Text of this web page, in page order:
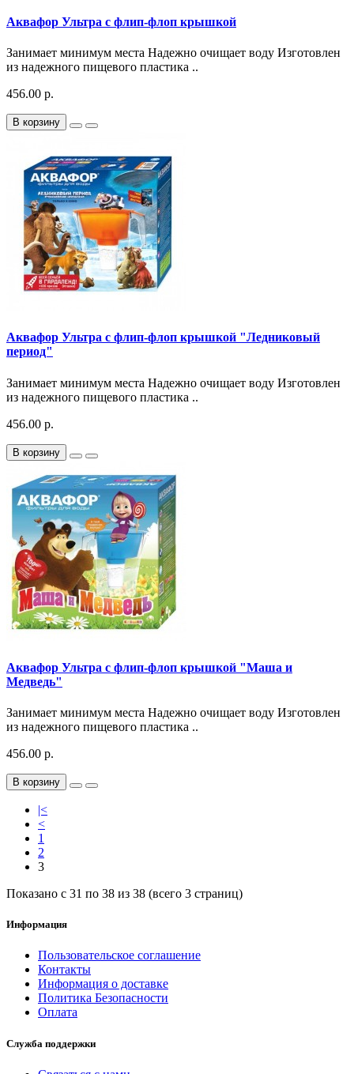
Аквафор Ультра с флип-флоп крышкой
Занимает минимум места Надежно очищает воду Изготовлен
из надежного пищевого пластика ..
456.00 р.
В корзину
Аквафор Ультра с флип-флоп крышкой "Ледниковый
период"
Занимает минимум места Надежно очищает воду Изготовлен
из надежного пищевого пластика ..
456.00 р.
В корзину
Аквафор Ультра с флип-флоп крышкой "Маша и
Медведь"
Занимает минимум места Надежно очищает воду Изготовлен
из надежного пищевого пластика ..
456.00 р.
В корзину
|<
<
1
2
3
Показано с 31 по 38 из 38 (всего 3 страниц)
Информация
Пользовательское соглашение
Контакты
Информация о доставке
Политика Безопасности
Оплата
Служба поддержки